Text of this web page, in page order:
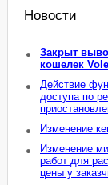
Новости
Закрыт
кошелек
Действие
доступа по
Изменение
Изменение
работ для
цены у